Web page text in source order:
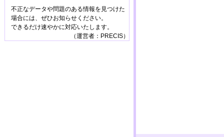
不正なデータや問題のある情報を見つけた
場合には、ぜひお知らせください。
できるだけ速やかに対応いたします。
（運営者：PRECIS）